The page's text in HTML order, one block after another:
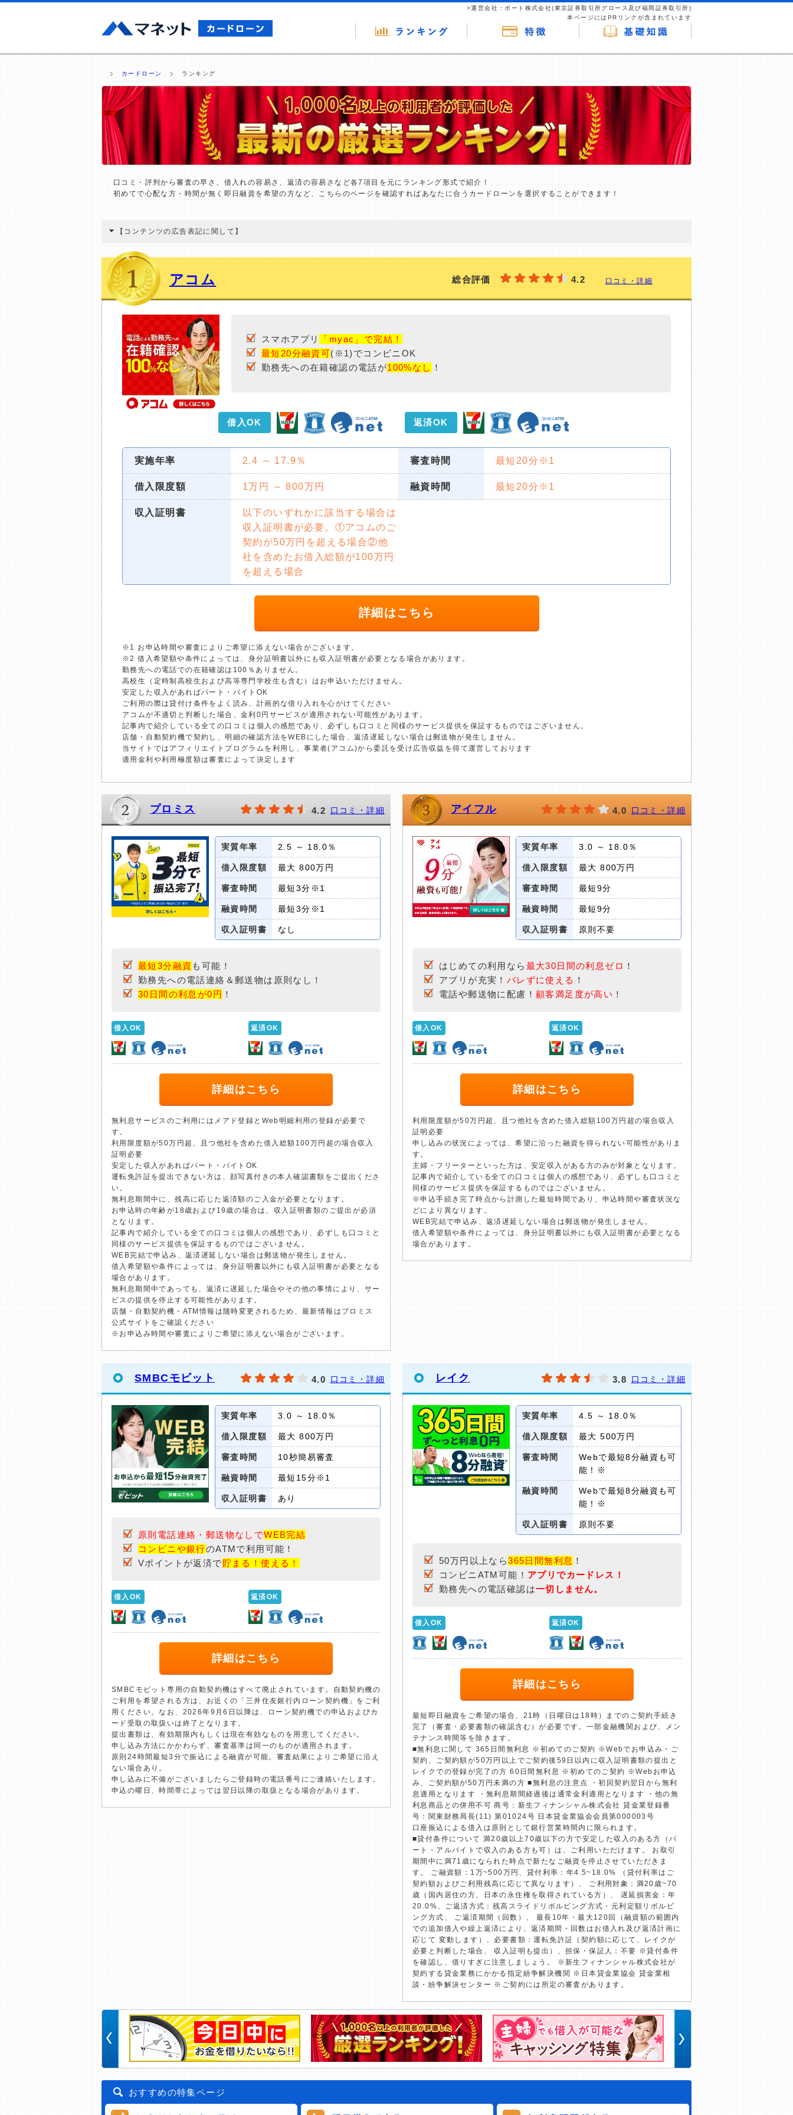
>運営会社：ポート株式会社(東京証券取引所グロース及び福岡証券取引所)
本ページにはPRリンクが含まれています
カードローン ランキング
口コミ・評判から審査の早さ、借入れの容易さ、返済の容易さなど各7項目を元にランキング形式で紹介！
初めてで心配な方・時間が無く即日融資を希望の方など、こちらのページを確認すればあなたに合うカードローンを選択することができます！
【コンテンツの広告表記に関して】
と弊社に対して企業から紹介報酬が支払われるという収益モデルです。 ただし、特定の商品を根拠なくPRするものではなく、当編集部の調査／ユーザーへの口コ
ミ収集などに基づき、公平性を担保した情報提供を行っています。
>提携企業一覧
アコム 総合評価 4.2 口コミ・詳細
スマホアプリ
「myac」で完結！
最短20分融資可(※1)でコンビニOK
勤務先への在籍確認の電話が100%なし ！
借入OK 返済OK
実施年率 2.4 ～ 17.9％ 審査時間 最短20分※1
借入限度額 1万円 ～ 800万円 融資時間 最短20分※1
収入証明書
以下のいずれかに該当する場合は
収入証明書が必要。①アコムのご
契約が50万円を超える場合②他
社を含めたお借入総額が100万円
を超える場合
詳細はこちら
※1 お申込時間や審査によりご希望に添えない場合がございます。
※2 借入希望額や条件によっては、身分証明書以外にも収入証明書が必要となる場合があります。
勤務先への電話での在籍確認は100％ありません。
高校生（定時制高校生および高等専門学校生も含む）はお申込いただけません。
安定した収入があればパート・バイトOK
ご利用の際は貸付け条件をよく読み、計画的な借り入れを心がけてください
アコムが不適切と判断した場合、金利0円サービスが適用されない可能性があります。
記事内で紹介している全ての口コミは個人の感想であり、必ずしも口コミと同様のサービス提供を保証するものではございません。
店舗・自動契約機で契約し、明細の確認方法をWEBにした場合、返済遅延しない場合は郵送物が発生しません。
当サイトではアフィリエイトプログラムを利用し、事業者(アコム)から委託を受け広告収益を得て運営しております
適用金利や利用極度額は審査によって決定します
プロミス 4.2 口コミ・詳細
実質年率 2.5 ～ 18.0％
借入限度額 最大 800万円
審査時間 最短3分※1
融資時間 最短3分※1
収入証明書 なし
最短3分融資 も可能！
勤務先への電話連絡＆郵送物は原則なし！
30日間の利息が0円 ！
借入OK 返済OK
詳細はこちら
無利息サービスのご利用にはメアド登録とWeb明細利用の登録が必要で
す。
利用限度額が50万円超、且つ他社を含めた借入総額100万円超の場合収入
証明必要
安定した収入があればパート・バイトOK
運転免許証を提出できない方は、顔写真付きの本人確認書類をご提出くださ
い。
無利息期間中に、残高に応じた返済額のご入金が必要となります。
お申込時の年齢が18歳および19歳の場合は、収入証明書類のご提出が必須
となります。
記事内で紹介している全ての口コミは個人の感想であり、必ずしも口コミと
同様のサービス提供を保証するものではございません。
WEB完結で申込み、返済遅延しない場合は郵送物が発生しません。
借入希望額や条件によっては、身分証明書以外にも収入証明書が必要となる
場合があります。
無利息期間中であっても、返済に遅延した場合やその他の事情により、サー
ビスの提供を停止する可能性があります。
店舗・自動契約機・ATM情報は随時変更されるため、最新情報はプロミス
公式サイトをご確認ください
※お申込み時間や審査によりご希望に添えない場合がございます。
アイフル 4.0 口コミ・詳細
実質年率 3.0 ～ 18.0％
借入限度額 最大 800万円
審査時間 最短9分
融資時間 最短9分
収入証明書 原則不要
はじめての利用なら 最大30日間の利息ゼロ ！
アプリが充実！ バレずに使える ！
電話や郵送物に配慮！ 顧客満足度が高い ！
借入OK 返済OK
詳細はこちら
利用限度額が50万円超、且つ他社を含めた借入総額100万円超の場合収入
証明必要
申し込みの状況によっては、希望に沿った融資を得られない可能性がありま
す。
主婦・フリーターといった方は、安定収入がある方のみが対象となります。
記事内で紹介している全ての口コミは個人の感想であり、必ずしも口コミと
同様のサービス提供を保証するものではございません。
※申込手続き完了時点から計測した最短時間であり、申込時間や審査状況な
どにより異なります。
WEB完結で申込み、返済遅延しない場合は郵送物が発生しません。
借入希望額や条件によっては、身分証明書以外にも収入証明書が必要となる
場合があります。
SMBCモビット 4.0 口コミ・詳細
実質年率 3.0 ～ 18.0％
借入限度額 最大 800万円
審査時間 10秒簡易審査
融資時間 最短15分※1
収入証明書 あり
原則電話連絡・郵送物なしでWEB完結
コンビニや銀行のATMで利用可能！
Vポイントが返済で貯まる！使える！
借入OK 返済OK
詳細はこちら
SMBCモビット専用の自動契約機はすべて廃止されています。自動契約機の
ご利用を希望される方は、お近くの「三井住友銀行内ローン契約機」をご利
用ください。なお、2026年9月6日以降は、ローン契約機での申込およびカ
ード受取の取扱いは終了となります。
提出書類は、有効期限内もしくは現在有効なものを用意してください。
申し込み方法にかかわらず、審査基準は同一のものが適用されます。
原則24時間最短3分で振込による融資が可能。審査結果によりご希望に沿え
ない場合あり。
申し込みに不備がございましたらご登録時の電話番号にご連絡いたします。
申込の曜日、時間帯によっては翌日以降の取扱となる場合があります。
レイク 3.8 口コミ・詳細
実質年率 4.5 ～ 18.0％
借入限度額 最大 500万円
審査時間
Webで最短8分融資も可
能！※
融資時間
Webで最短8分融資も可
能！※
収入証明書 原則不要
50万円以上なら365日間無利息 ！
コンビニATM可能！ アプリでカードレス！
勤務先への電話確認は一切しません。
借入OK 返済OK
詳細はこちら
最短即日融資をご希望の場合、21時（日曜日は18時）までのご契約手続き
完了（審査・必要書類の確認含む）が必要です。一部金融機関および、メン
テナンス時間等を除きます。
■無利息に関して 365日間無利息 ※初めてのご契約 ※Webでお申込み・ご
契約、ご契約額が50万円以上でご契約後59日以内に収入証明書類の提出と
レイクでの登録が完了の方 60日間無利息 ※初めてのご契約 ※Webお申込
み、ご契約額が50万円未満の方 ■無利息の注意点 ・初回契約翌日から無利
息適用となります ・無利息期間経過後は通常金利適用となります ・他の無
利息商品との併用不可 商号：新生フィナンシャル株式会社 貸金業登録番
号：関東財務局長(11) 第01024号 日本貸金業協会会員第000003号
口座振込による借入は原則として銀行営業時間内に限られます。
■貸付条件について 満20歳以上70歳以下の方で安定した収入のある方（パ
ート・アルバイトで収入のある方も可）は、ご利用いただけます。 お取引
期間中に満71歳になられた時点で新たなご融資を停止させていただきま
す。 ご融資額：1万~500万円、貸付利率：年4.5~18.0% （貸付利率はご
契約額およびご利用残高に応じて異なります）、 ご利用対象：満20歳~70
歳（国内居住の方、日本の永住権を取得されている方）、 遅延損害金：年
20.0%、ご返済方式：残高スライドリボルビング方式・元利定額リボルビ
ング方式、 ご返済期間（回数）、 最長10年・最大120回（融資額の範囲内
での追加借入や繰上返済により、返済期間・回数はお借入れ及び返済計画に
応じて 変動します）、必要書類：運転免許証（契約額に応じて、レイクが
必要と判断した場合、 収入証明も提出）、担保・保証人：不要 ※貸付条件
を確認し、借りすぎに注意しましょう。 ※新生フィナンシャル株式会社が
契約する貸金業務にかかる指定紛争解決機関 ※日本貸金業協会 貸金業相
談・紛争解決センター ※ご契約には所定の審査があります。
おすすめの特集ページ